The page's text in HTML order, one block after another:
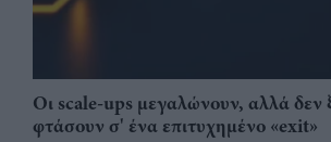
Οι scale-ups μεγαλώνουν, αλλά δεν
φτάσουν σ' ένα επιτυχημένο «exit»